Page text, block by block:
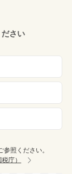
さい
照ください。
庁）